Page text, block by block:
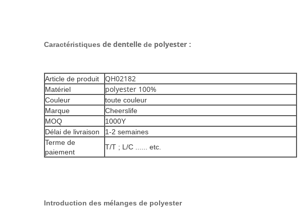
Caractéristiques de dentelle de polyester :
Article de produit QH02182
Matériel polyester 100%
Couleur
toute couleur
Marque
Cheerslife
MOQ
1000Y
Délai de livraison
1-2 semaines
Terme de
paiement
T/T ; L/C ...... etc.
Introduction des mélanges de polyester